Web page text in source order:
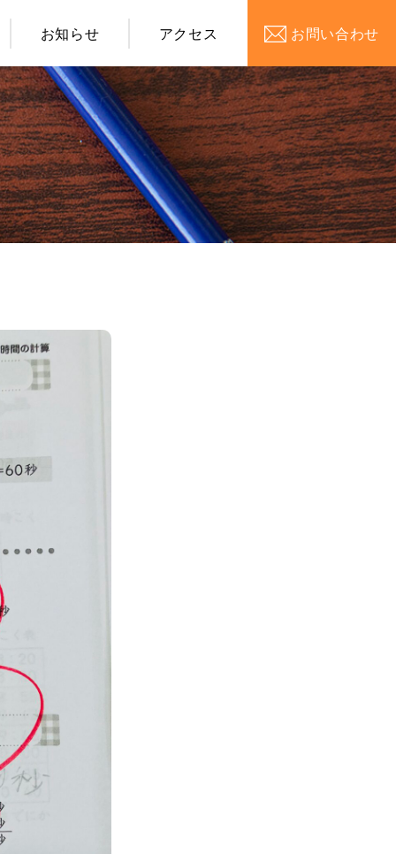
お知らせ アクセス お問い合わせ